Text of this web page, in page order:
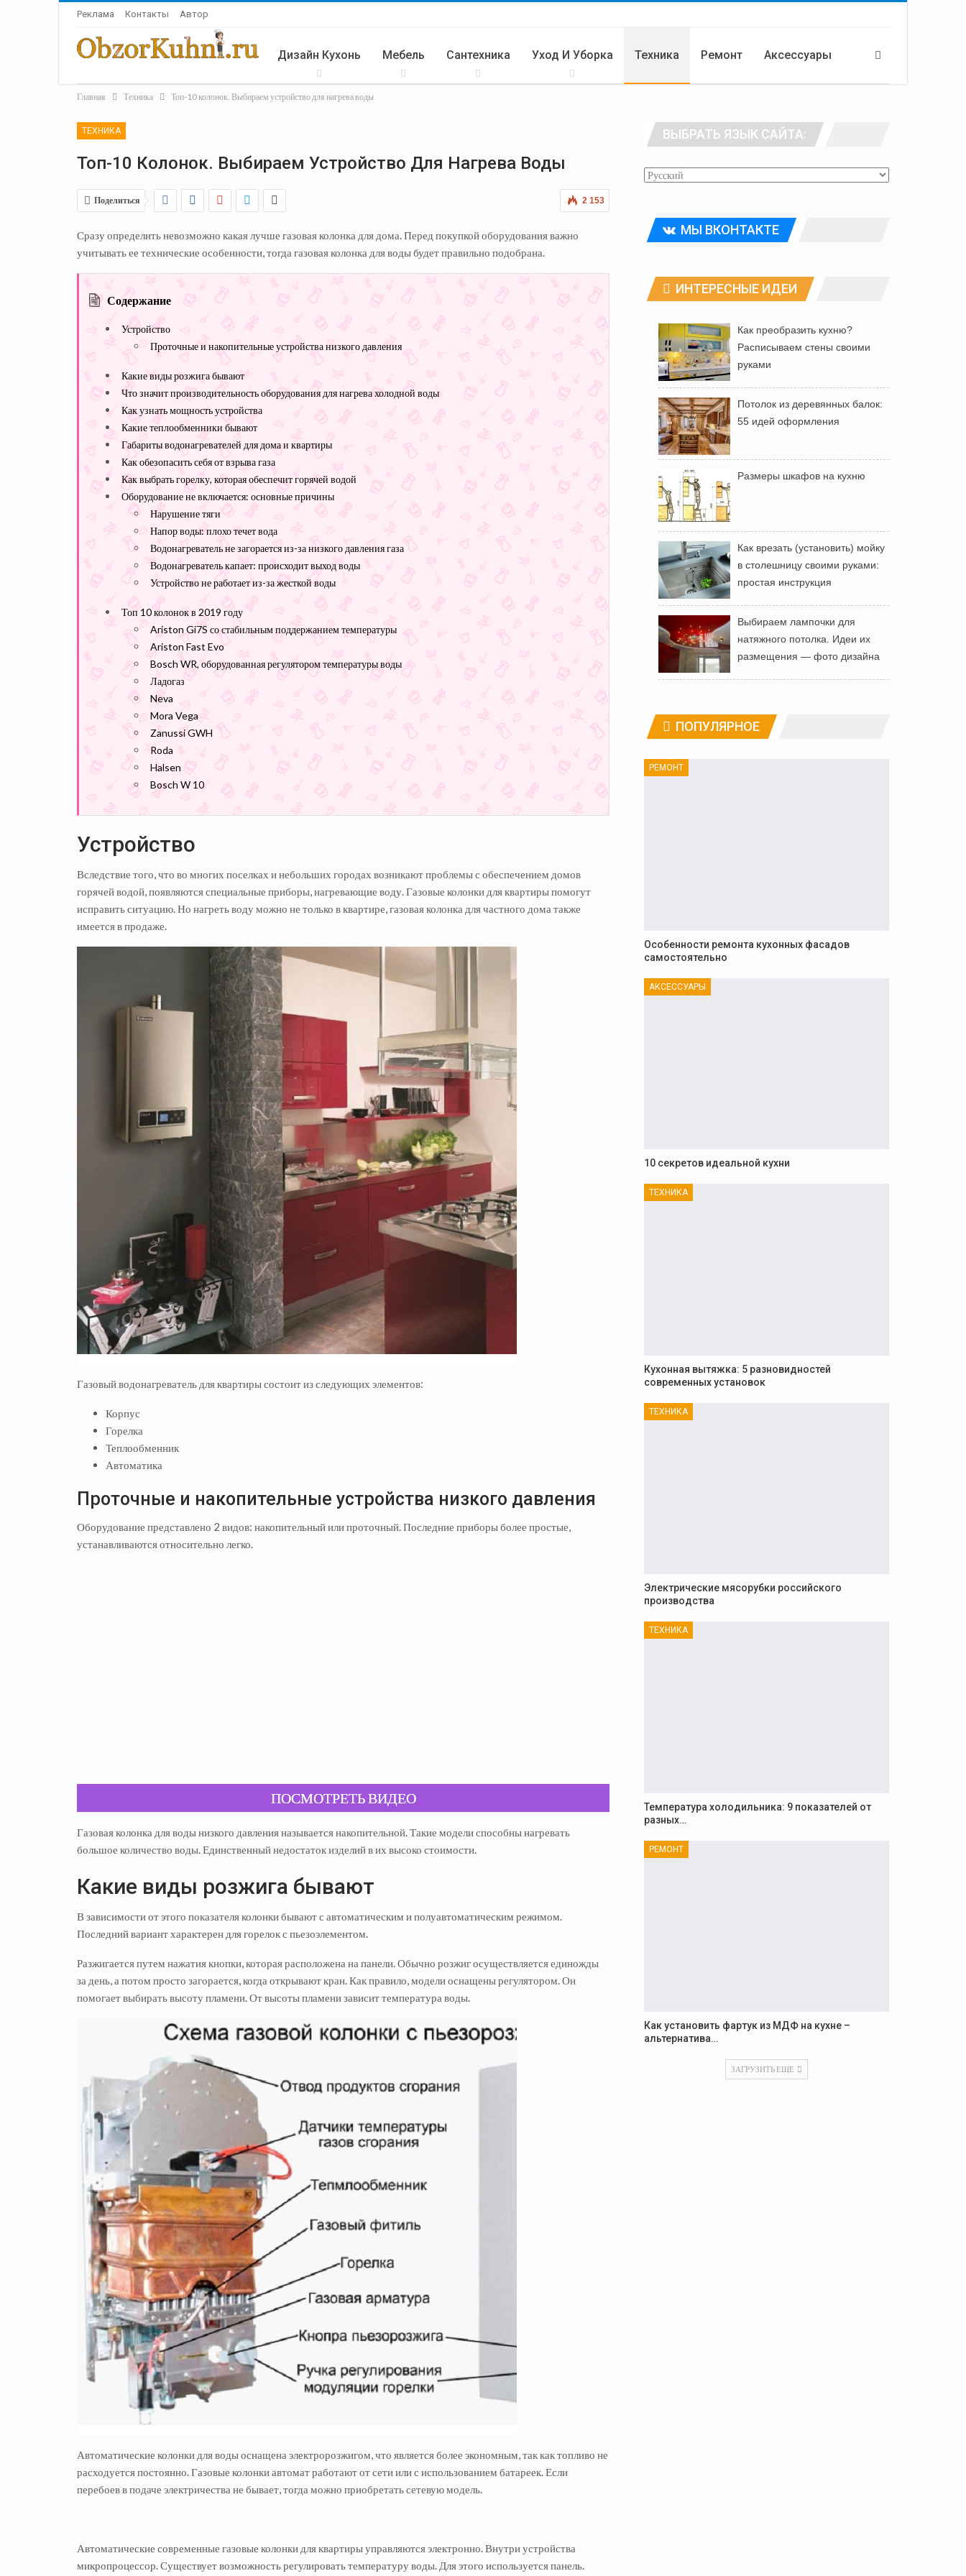
Реклама Контакты Автор
Дизайн Кухонь Мебель Сантехника Уход И Уборка Техника Ремонт Аксессуары
Главная Техника Топ-10 колонок. Выбираем устройство для нагрева воды
ТЕХНИКА
Топ-10 Колонок. Выбираем Устройство Для Нагрева Воды
2 153
Поделиться
Сразу определить невозможно какая лучше газовая колонка для дома. Перед покупкой оборудования важно
учитывать ее технические особенности, тогда газовая колонка для воды будет правильно подобрана.
Содержание
Устройство
Проточные и накопительные устройства низкого давления
Какие виды розжига бывают
Что значит производительность оборудования для нагрева холодной воды
Как узнать мощность устройства
Какие теплообменники бывают
Габариты водонагревателей для дома и квартиры
Как обезопасить себя от взрыва газа
Как выбрать горелку, которая обеспечит горячей водой
Оборудование не включается: основные причины
Нарушение тяги
Напор воды: плохо течет вода
Водонагреватель не загорается из-за низкого давления газа
Водонагреватель капает: происходит выход воды
Устройство не работает из-за жесткой воды
Топ 10 колонок в 2019 году
Ariston Gi7S со стабильным поддержанием температуры
Ariston Fast Evo
Bosch WR, оборудованная регулятором температуры воды
Ладогаз
Neva
Mora Vega
Zanussi GWH
Roda
Halsen
Bosch W 10
Устройство
Вследствие того, что во многих поселках и небольших городах возникают проблемы с обеспечением домов
горячей водой, появляются специальные приборы, нагревающие воду. Газовые колонки для квартиры помогут
исправить ситуацию. Но нагреть воду можно не только в квартире, газовая колонка для частного дома также
имеется в продаже.
Газовый водонагреватель для квартиры состоит из следующих элементов:
Корпус
Горелка
Теплообменник
Автоматика
Проточные и накопительные устройства низкого давления
Оборудование представлено 2 видов: накопительный или проточный. Последние приборы более простые,
устанавливаются относительно легко.
ПОСМОТРЕТЬ ВИДЕО
Газовая колонка для воды низкого давления называется накопительной. Такие модели способны нагревать
большое количество воды. Единственный недостаток изделий в их высоко стоимости.
Какие виды розжига бывают
В зависимости от этого показателя колонки бывают с автоматическим и полуавтоматическим режимом.
Последний вариант характерен для горелок с пьезоэлементом.
Разжигается путем нажатия кнопки, которая расположена на панели. Обычно розжиг осуществляется единожды
за день, а потом просто загорается, когда открывают кран. Как правило, модели оснащены регулятором. Он
помогает выбирать высоту пламени. От высоты пламени зависит температура воды.
Автоматические колонки для воды оснащена электророзжигом, что является более экономным, так как топливо не
расходуется постоянно. Газовые колонки автомат работают от сети или с использованием батареек. Если
перебоев в подаче электричества не бывает, тогда можно приобретать сетевую модель.
Автоматические современные газовые колонки для квартиры управляются электронно. Внутри устройства
микропроцессор. Существует возможность регулировать температуру воды. Для этого используется панель.
ВЫБРАТЬ ЯЗЫК САЙТА:
МЫ ВКОНТАКТЕ
ИНТЕРЕСНЫЕ ИДЕИ
Как преобразить кухню?
Расписываем стены своими
руками
Потолок из деревянных балок:
55 идей оформления
Размеры шкафов на кухню
Как врезать (установить) мойку
в столешницу своими руками:
простая инструкция
Выбираем лампочки для
натяжного потолка. Идеи их
размещения — фото дизайна
ПОПУЛЯРНОЕ
РЕМОНТ
Особенности ремонта кухонных фасадов
самостоятельно
АКСЕССУАРЫ
10 секретов идеальной кухни
ТЕХНИКА
Кухонная вытяжка: 5 разновидностей
современных установок
ТЕХНИКА
Электрические мясорубки российского
производства
ТЕХНИКА
Температура холодильника: 9 показателей от
разных…
РЕМОНТ
Как установить фартук из МДФ на кухне –
альтернатива…
ЗАГРУЗИТЬ ЕЩЕ